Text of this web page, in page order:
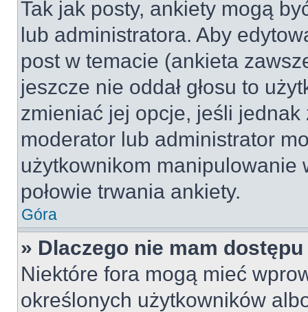
Tak jak posty, ankiety mogą
lub administratora. Aby
post w temacie (ankieta
jeszcze nie oddał głosu to
zmieniać jej opcje, jeśli jednak
moderator lub administrator
użytkownikom manipulowanie
połowie trwania ankiety.
Góra
» Dlaczego nie mam
Niektóre fora mogą mieć
określonych użytkowników